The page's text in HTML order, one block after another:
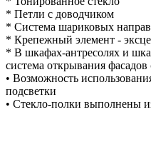
* Петли с доводчиком
* Система шариковых
* Крепежный элемент -
* В шкафах-антресолях и
система открывания
• Возможность
подсветки
• Стекло-полки выполнены